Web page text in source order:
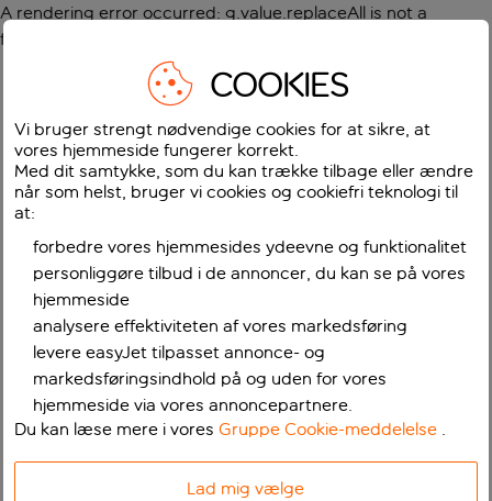
A rendering error occurred: g.value.replaceAll is not a
function
COOKIES
Vi bruger strengt nødvendige cookies for at sikre, at
vores hjemmeside fungerer korrekt.
Med dit samtykke, som du kan trække tilbage eller ændre
når som helst, bruger vi cookies og cookiefri teknologi til
at:
forbedre vores hjemmesides ydeevne og funktionalitet
personliggøre tilbud i de annoncer, du kan se på vores
hjemmeside
analysere effektiviteten af vores markedsføring
levere easyJet tilpasset annonce- og
markedsføringsindhold på og uden for vores
hjemmeside via vores annoncepartnere.
Du kan læse mere i voresGruppe Cookie-meddelelse .
Lad mig vælge